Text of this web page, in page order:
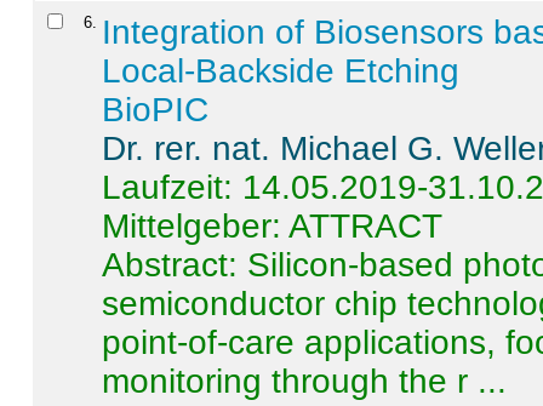
6
Integration of Biosensors
Local-Backside Etching
BioPIC
Dr. rer. nat. Michael G.
Laufzeit: 14.05.2019-
Mittelgeber: ATTRACT
Abstract: Silicon-based
semiconductor chip
point-of-care applications,
monitoring through the r ...